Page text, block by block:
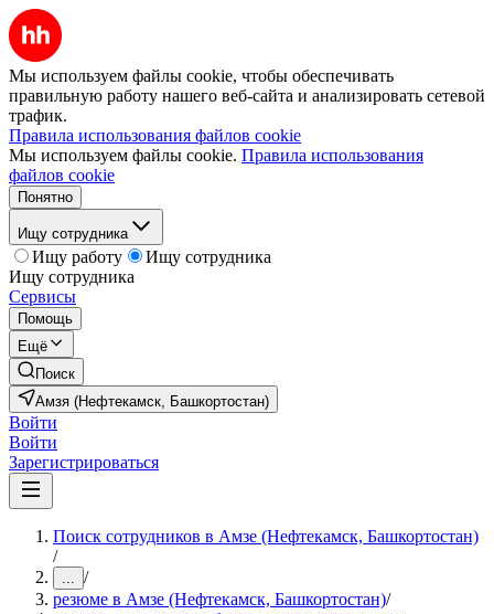
Мы используем файлы cookie, чтобы обеспечивать
правильную работу нашего веб-сайта и анализировать сетевой
трафик.
Правила использования файлов cookie
Мы используем файлы cookie. Правила использования
файлов cookie
Понятно
Ищу сотрудника
Ищу работу
Ищу сотрудника
Ищу сотрудника
Сервисы
Помощь
Ещё
Поиск
Амзя (Нефтекамск, Башкортостан)
Войти
Войти
Зарегистрироваться
Поиск сотрудников в Амзе (Нефтекамск, Башкортостан)
/
... /
резюме в Амзе (Нефтекамск, Башкортостан)/